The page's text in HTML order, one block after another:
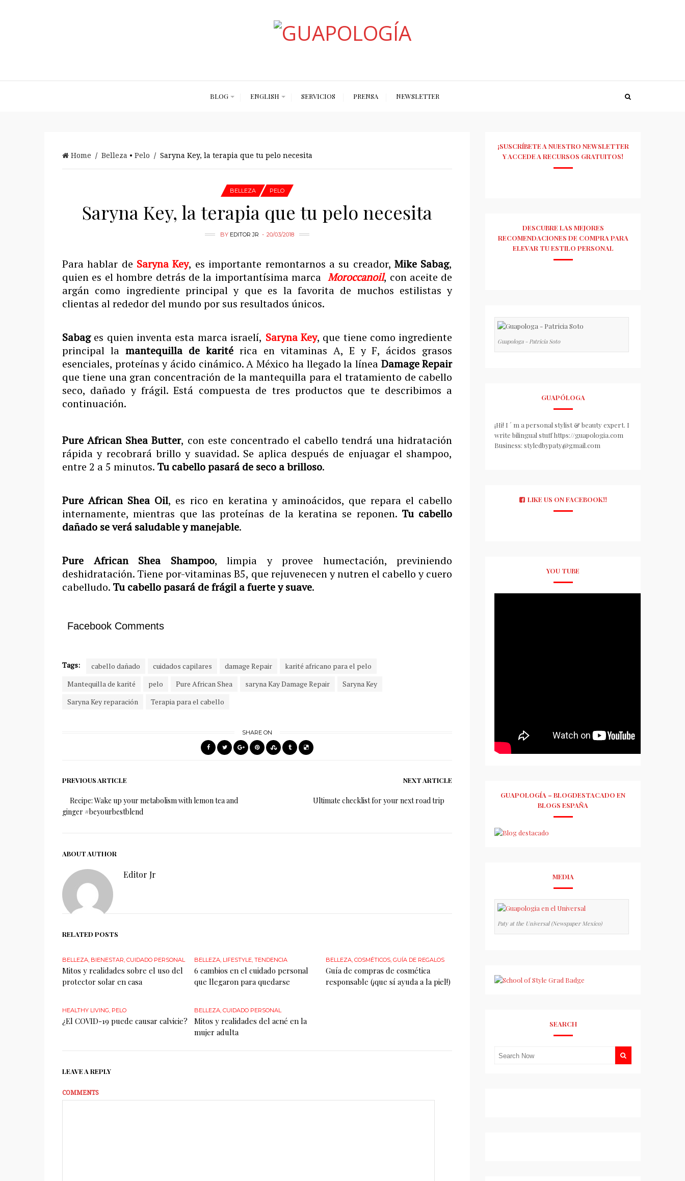
BLOG ENGLISH SERVICIOS PRENSA NEWSLETTER
Home / Belleza • Pelo / Saryna Key, la terapia que tu pelo necesita
BELLEZA PELO
Saryna Key, la terapia que tu pelo necesita
BY EDITOR JR 20/03/2018
Para hablar de Saryna Key, es importante remontarnos a su creador,Mike Sabag,
quien es el hombre detrás de la importantísima marcaMoroccanoil, con aceite de
argán como ingrediente principal y que es la favorita de muchos estilistas y
clientas al rededor del mundo por sus resultados únicos.
Sabages quien inventa esta marca israelí, Saryna Key, que tiene como ingrediente
principal la mantequilla de karitérica en vitaminas A, E y F, ácidos grasos
esenciales, proteínas y ácido cinámico. A México ha llegado la línea Damage Repair
que tiene una gran concentración de la mantequilla para el tratamiento de cabello
seco, dañado y frágil. Está compuesta de tres productos que te describimos a
continuación.
Pure African Shea Butter, con este concentrado el cabello tendrá una hidratación
rápida y recobrará brillo y suavidad. Se aplica después de enjuagar el shampoo,
entre 2 a 5 minutos. Tu cabello pasará de seco a brilloso.
Pure African Shea Oil, es rico en keratina y aminoácidos, que repara el cabello
internamente, mientras que las proteínas de la keratina se reponen. Tu cabello
dañado se verá saludable y manejable.
Pure African Shea Shampoo, limpia y provee humectación, previniendo
deshidratación. Tiene por-vitaminas B5, que rejuvenecen y nutren el cabello y cuero
cabelludo. Tu cabello pasará de frágil a fuerte y suave.
Facebook Comments
Tags: cabello dañado cuidados capilares damage Repair
karité africano para el pelo
Mantequilla de karité
pelo Pure African Shea saryna Kay Damage Repair
Saryna Key
Saryna Key reparación
Terapia para el cabello
SHARE ON
PREVIOUS ARTICLE
Recipe: Wake up your metabolism with lemon tea and
ginger #beyourbestblend
NEXT ARTICLE
Ultimate checklist for your next road trip
ABOUT AUTHOR
Editor Jr
RELATED POSTS
BELLEZA, BIENESTAR, CUIDADO PERSONAL
Mitos y realidades sobre el uso del
protector solar en casa
BELLEZA, LIFESTYLE, TENDENCIA
6 cambios en el cuidado personal
que llegaron para quedarse
BELLEZA,COSMÉTICOS,GUÍA DE REGALOS
Guía de compras de cosmética
responsable (¡que sí ayuda a la piel!)
HEALTHY LIVING, PELO
¿El COVID-19 puede causar calvicie?
BELLEZA, CUIDADO PERSONAL
Mitos y realidades del acné en la
mujer adulta
LEAVE A REPLY
COMMENTS
¡SUSCRÍBETE A NUESTRO NEWSLETTER
Y ACCEDE A RECURSOS GRATUITOS!
DESCUBRE LAS MEJORES
RECOMENDACIONES DE COMPRA PARA
ELEVAR TU ESTILO PERSONAL
Guapologa - Patricia Soto
GUAPÓLOGA
¡Hi! I ´ m a personal stylist & beauty expert. I
write bilingual stuff https://guapologia.com
Business: styledbypaty@gmail.com
LIKE US ON FACEBOOK!!
YOU TUBE
GUAPOLOGÍA – BLOGDESTACADO EN
BLOGS ESPAÑA
MEDIA
Paty at the Universal (Newspaper Mexico)
SEARCH